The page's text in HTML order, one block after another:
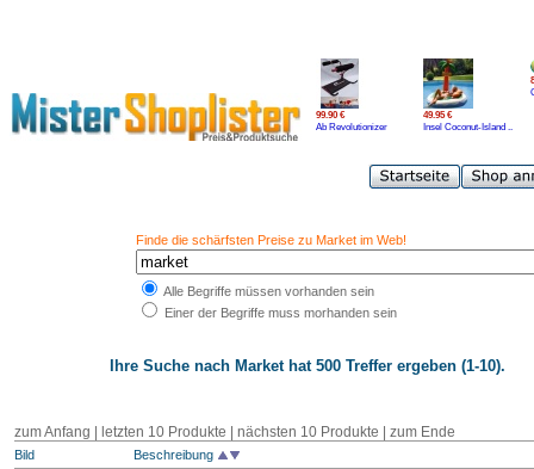
99.90 €
Ab Revolutionizer
49.95 €
Insel Coconut-Island ..
Finde die schärfsten Preise zu Market im Web!
Alle Begriffe müssen vorhanden sein
Einer der Begriffe muss morhanden sein
Ihre Suche nach Markethat 500 Treffer ergeben (1-10).
zum Anfang | letzten 10 Produkte | nächsten 10 Produkte zum Ende
Bild Beschreibung